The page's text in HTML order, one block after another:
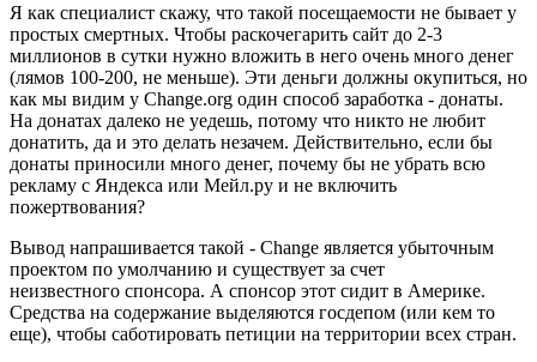
Я как специалист скажу, что такой посещаемости не бывает у
простых смертных. Чтобы раскочегарить сайт до 2-3
миллионов в сутки нужно вложить в него очень много денег
(лямов 100-200, не меньше). Эти деньги должны окупиться, но
как мы видим у Change.org один способ заработка - донаты.
На донатах далеко не уедешь, потому что никто не любит
донатить, да и это делать незачем. Действительно, если бы
донаты приносили много денег, почему бы не убрать всю
рекламу с Яндекса или Мейл.ру и не включить
пожертвования?
Вывод напрашивается такой - Change является убыточным
проектом по умолчанию и существует за счет
неизвестного спонсора. А спонсор этот сидит в Америке.
Средства на содержание выделяются госдепом (или кем то
еще), чтобы саботировать петиции на территории всех стран.